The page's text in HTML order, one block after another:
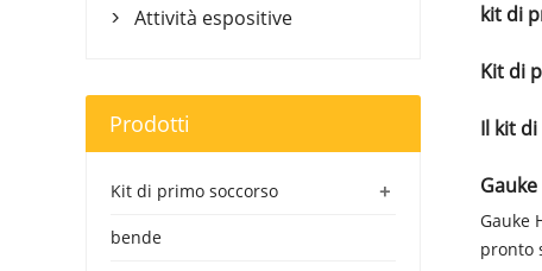
kit di
Kit di
Il kit
Gauke
pronto
 Attività espositive
Prodotti
+
Kit di primo soccorso
bende